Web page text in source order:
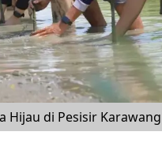
Hijau di Pesisir Karawang